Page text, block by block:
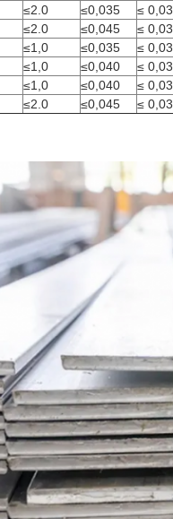
≤2.0 ≤0,035 ≤ 0,03
≤2.0 ≤0,045 ≤ 0,03
≤1,0 ≤0,035 ≤ 0,03
≤1,0 ≤0,040 ≤ 0,03
≤1,0 ≤0,040 ≤ 0,03
≤2.0 ≤0,045 ≤ 0,03